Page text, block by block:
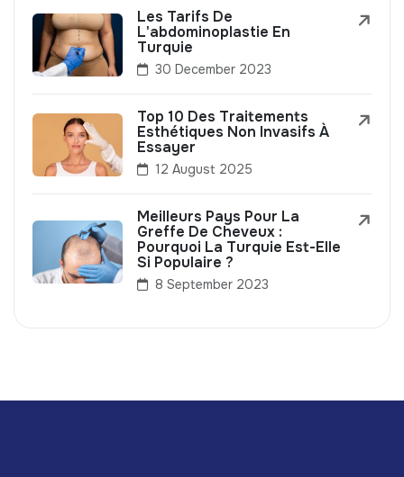
Les Tarifs De
L'abdominoplastie En
Turquie
30 December 2023
Top 10 Des Traitements
Esthétiques Non Invasifs À
Essayer
12 August 2025
Meilleurs Pays Pour La
Greffe De Cheveux :
Pourquoi La Turquie Est-Elle
Si Populaire ?
8 September 2023